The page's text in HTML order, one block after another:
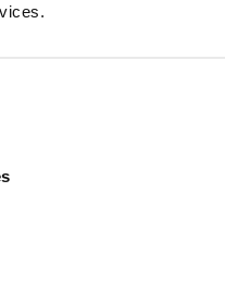
l’uso di cart
su percorsi stabiliti
a seconda delle